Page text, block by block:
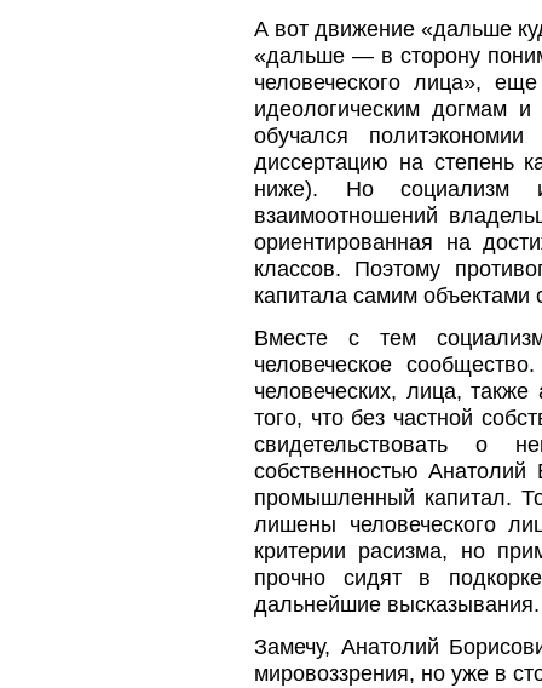
А вот движение «дальше
«дальше — в сторону
человеческого лица»,
идеологическим догмам
обучался
диссертацию на степень
ниже). Но социализм
взаимоотношений
ориентированная на
классов. Поэтому
капитала самим объектами
Вместе с тем
человеческое
человеческих, лица,
того, что без частной
свидетельствовать о
собственностью
промышленный капитал.
лишены человеческого
критерии расизма, но
прочно сидят в
дальнейшие высказывания.
Замечу, Анатолий
мировоззрения, но уже в